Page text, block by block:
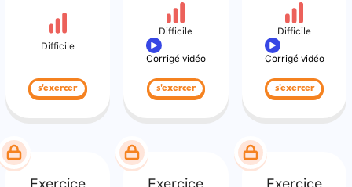
Difficile
s'exercer
Difficile
Corrigé vidéo
s'exercer
Difficile
Corrigé vidéo
s'exercer
Exercice Exercice Exercice